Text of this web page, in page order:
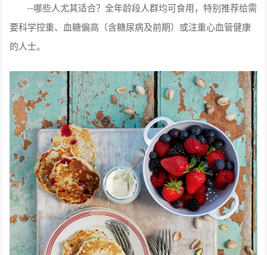
--哪些人尤其适合？全年龄段人群均可食用，特别推荐给需
要科学控重、血糖偏高（含糖尿病及前期）或注重心血管健康
的人士。